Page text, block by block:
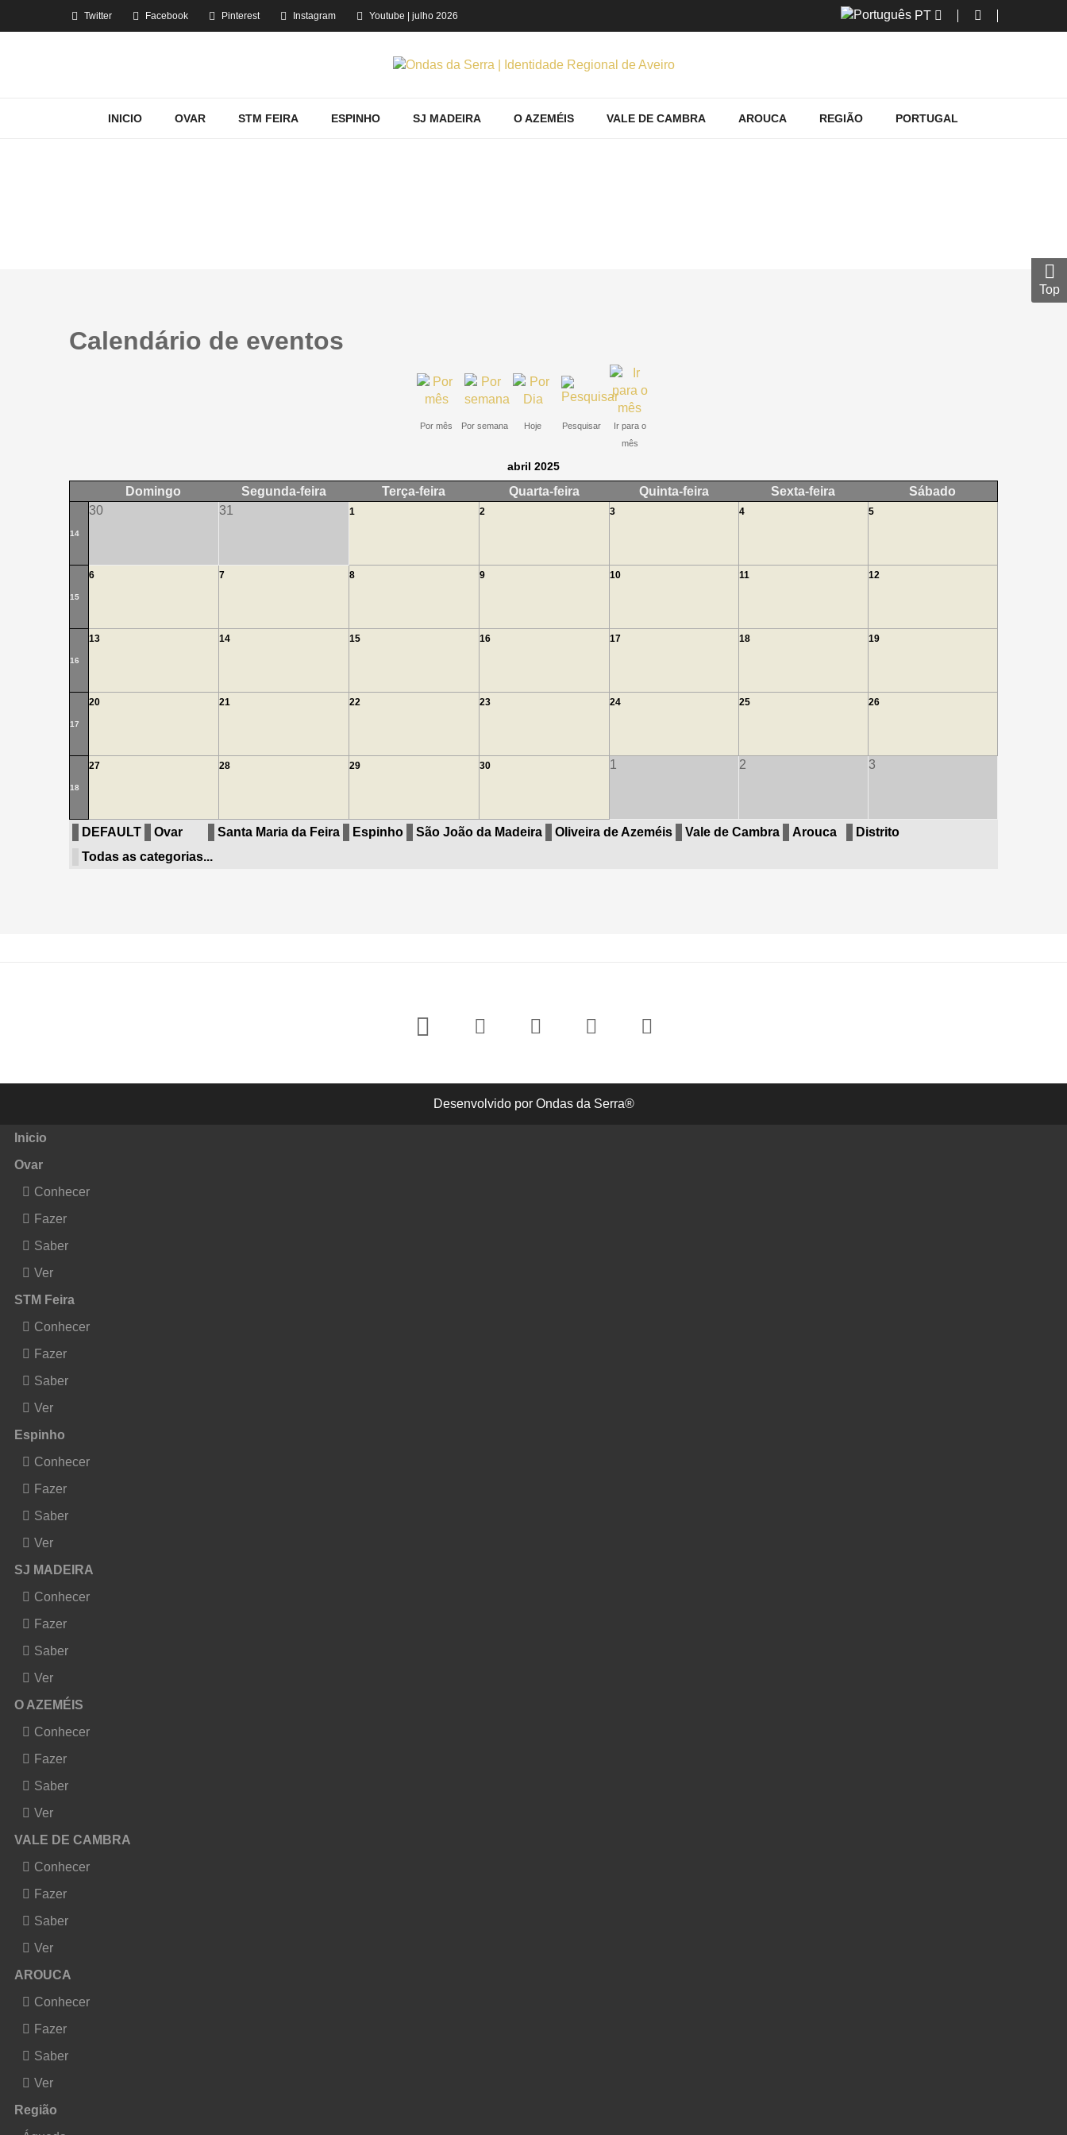
Twitter Facebook Pinterest Instagram Youtube | julho 2026 PT
INICIO OVAR STM FEIRA ESPINHO SJ MADEIRA O AZEMÉIS VALE DE CAMBRA AROUCA REGIÃO PORTUGAL
Calendário de eventos
Por mês Por semana Hoje Pesquisar
Ir para o
mês
abril 2025
Domingo Segunda-feira Terça-feira Quarta-feira Quinta-feira Sexta-feira Sábado
14
30 31 1 2 3 4 5
15
6 7 8 9 10 11 12
16
13 14 15 16 17 18 19
17
20 21 22 23 24 25 26
18
27 28 29 30 1 2 3
DEFAULT Ovar Santa Maria da Feira Espinho São João da Madeira Oliveira de Azeméis Vale de Cambra Arouca
Distrito
Todas as categorias...
Desenvolvido por Ondas da Serra®
Inicio
Ovar
Conhecer
Fazer
Saber
Ver
STM Feira
Conhecer
Fazer
Saber
Ver
Espinho
Conhecer
Fazer
Saber
Ver
SJ MADEIRA
Conhecer
Fazer
Saber
Ver
O AZEMÉIS
Conhecer
Fazer
Saber
Ver
VALE DE CAMBRA
Conhecer
Fazer
Saber
Ver
AROUCA
Conhecer
Fazer
Saber
Ver
Região
Top